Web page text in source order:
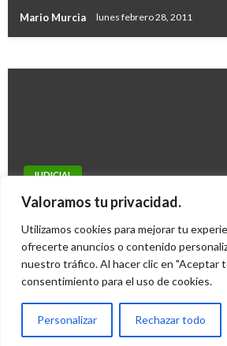
Valoramos tu privacidad.
Utilizamos cookies para mejorar tu
ofrecerte anuncios o contenido
nuestro tráfico. Al hacer clic en "Aceptar
consentimiento para el uso de cookies.
Personalizar Rechazar todo
Mario Murcia lunes febrero 28, 2011
JUDICIAL
Excomisionado de Paz declarará
Geovany Quintero Gómez jueves enero